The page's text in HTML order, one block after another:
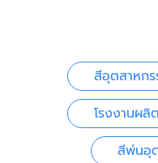
สีอุตสาหกร
โรงงานผ
สีพ่นอุ